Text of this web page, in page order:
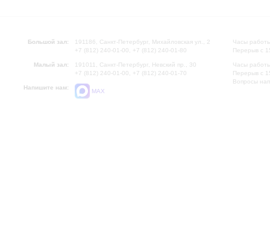
Большой зал:
191186, Санкт-Петербург, Михайловская ул., 2
+7 (812) 240-01-00, +7 (812) 240-01-80
Малый зал:
191011, Санкт-Петербург, Невский пр., 30
+7 (812) 240-01-00, +7 (812) 240-01-70
Напишите нам:
MAX
Часы
Перерыв с
Часы
Перерыв с
Вопросы